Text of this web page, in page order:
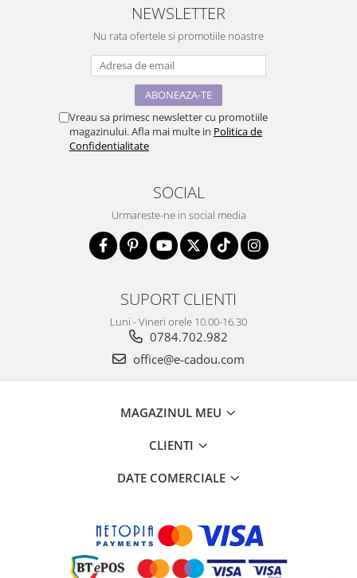
NEWSLETTER
Nu rata ofertele si promotiile noastre
Vreau sa primesc newsletter cu promotiile
magazinului. Afla mai multe in Politica de
Confidentialitate
SOCIAL
Urmareste-ne in social media
SUPORT CLIENTI
Luni - Vineri orele 10.00-16.30
0784.702.982
office@e-cadou.com
MAGAZINUL MEU
CLIENTI
DATE COMERCIALE